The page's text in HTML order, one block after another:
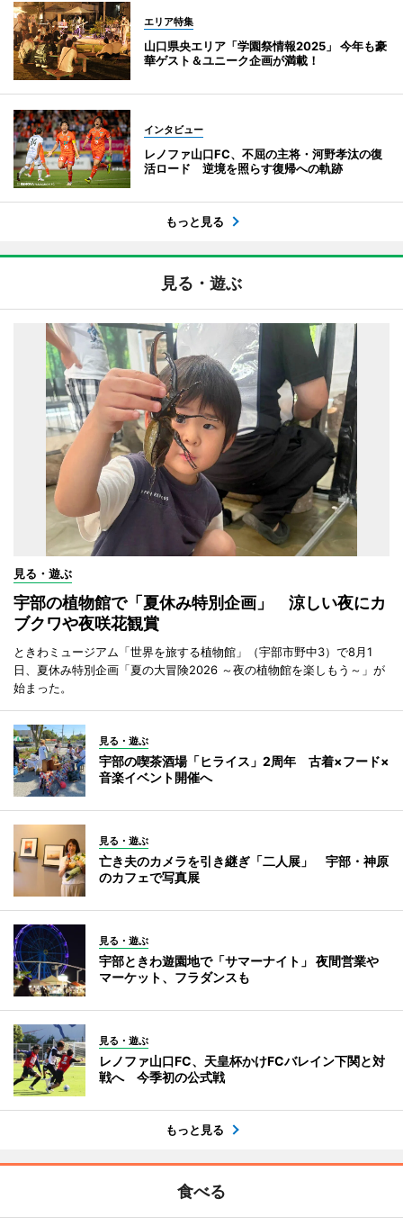
エリア特集
山口県央エリア「学園祭情報2025」 今年も豪
華ゲスト＆ユニーク企画が満載！
インタビュー
レノファ山口FC、不屈の主将・河野孝汰の復
活ロード 逆境を照らす復帰への軌跡
もっと見る
見る・遊ぶ
見る・遊ぶ
宇部の植物館で「夏休み特別企画」 涼しい夜にカ
ブクワや夜咲花観賞
ときわミュージアム「世界を旅する植物館」（宇部市野中3）で8月1
日、夏休み特別企画「夏の大冒険2026 ～夜の植物館を楽しもう～」が
始まった。
見る・遊ぶ
宇部の喫茶酒場「ヒライス」2周年 古着×フード×
音楽イベント開催へ
見る・遊ぶ
亡き夫のカメラを引き継ぎ「二人展」 宇部・神原
のカフェで写真展
見る・遊ぶ
宇部ときわ遊園地で「サマーナイト」 夜間営業や
マーケット、フラダンスも
見る・遊ぶ
レノファ山口FC、天皇杯かけFCバレイン下関と対
戦へ 今季初の公式戦
もっと見る
食べる